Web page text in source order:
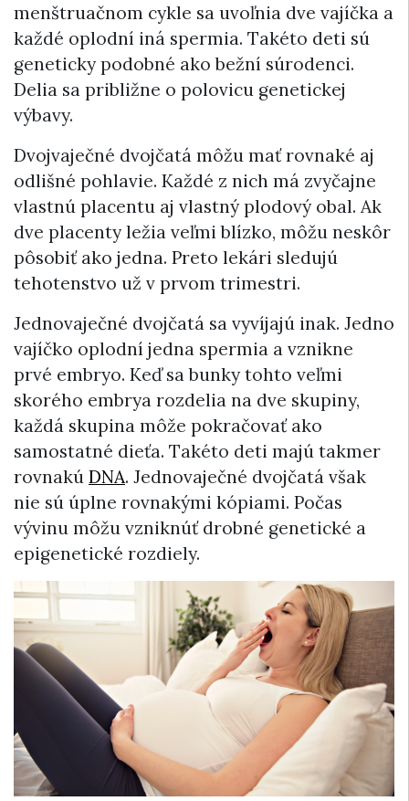
menštruačnom cykle sa uvoľnia dve vajíčka a
každé oplodní iná spermia. Takéto deti sú
geneticky podobné ako bežní súrodenci.
Delia sa približne o polovicu genetickej
výbavy.
Dvojvaječné dvojčatá môžu mať rovnaké aj
odlišné pohlavie. Každé z nich má zvyčajne
vlastnú placentu aj vlastný plodový obal. Ak
dve placenty ležia veľmi blízko, môžu neskôr
pôsobiť ako jedna. Preto lekári sledujú
tehotenstvo už v prvom trimestri.
Jednovaječné dvojčatá sa vyvíjajú inak. Jedno
vajíčko oplodní jedna spermia a vznikne
prvé embryo. Keď sa bunky tohto veľmi
skorého embrya rozdelia na dve skupiny,
každá skupina môže pokračovať ako
samostatné dieťa. Takéto deti majú takmer
rovnakú DNA. Jednovaječné dvojčatá však
nie sú úplne rovnakými kópiami. Počas
vývinu môžu vzniknúť drobné genetické a
epigenetické rozdiely.